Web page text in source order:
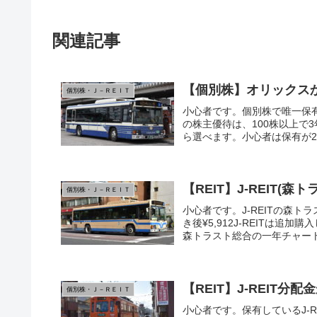
関連記事
個別株・Ｊ－ＲＥＩＴ 【個別株】オリック
小心者です。個別株で唯一保
の株主優待は、100株以上で
ら選べます。小心者は保有
個別株・Ｊ－ＲＥＩＴ 【REIT】J-REIT(森ト
小心者です。J-REITの森ト
き後¥5,912J-REITは追加購
森トラスト総合の一年チャ
個別株・Ｊ－ＲＥＩＴ 【REIT】J-REIT分配
小心者です。保有している